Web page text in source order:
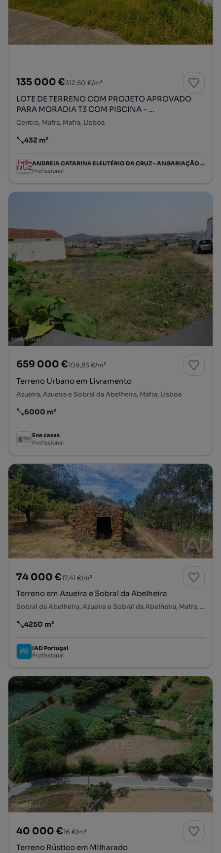
135 000 €312,50 €/m²
LOTE DE TERRENO COM PROJETO APROVADO
PARA MORADIA T3 COM PISCINA - ...
Centro, Mafra, Mafra, Lisboa
Preço por metro quadrado
432 m²
ANDREIA CATARINA ELEUTÉRIO DA CRUZ - ANGARIAÇÃO IMOBILIÁRIA, SOCIEDADE UNIPESSOAL LIMITADA
Profissional
659 000 €109,83 €/m²
Terreno Urbano em Livramento
Azueira, Azueira e Sobral da Abelheira, Mafra, Lisboa
Preço por metro quadrado
6000 m²
Ene casas
Profissional
74 000 €17,41 €/m²
Terreno em Azueira e Sobral da Abelheira
Sobral da Abelheira, Azueira e Sobral da Abelheira, Mafra, Lisboa
Preço por metro quadrado
4250 m²
IAD Portugal
Profissional
40 000 €16 €/m²
Terreno Rústico em Milharado